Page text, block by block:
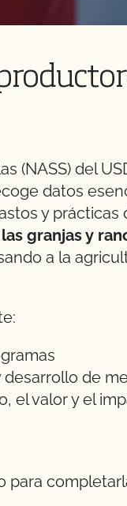
(NASS) del
datos
y prácticas
granjas y
a la
desarrollo de
el valor y el
para